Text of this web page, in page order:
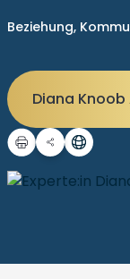
Beziehung,
Diana